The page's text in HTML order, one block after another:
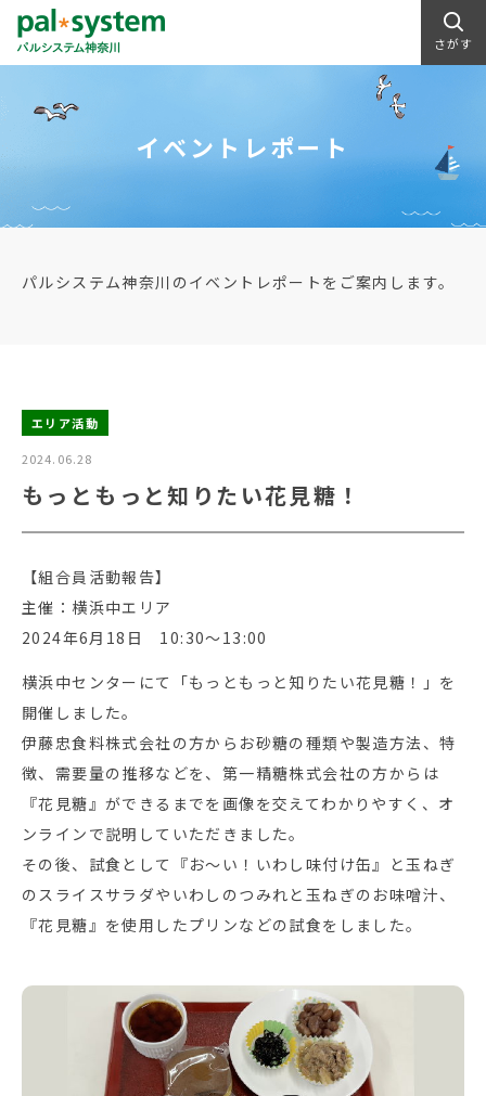
さがす
イベントレポート
パルシステム神奈川のイベントレポートをご案内します。
エリア活動
2024.06.28
もっともっと知りたい花見糖！
【組合員活動報告】
主催：横浜中エリア
2024年6月18日 10:30～13:00
横浜中センターにて「もっともっと知りたい花見糖！」を
開催しました。
伊藤忠食料株式会社の方からお砂糖の種類や製造方法、特
徴、需要量の推移などを、第一精糖株式会社の方からは
『花見糖』ができるまでを画像を交えてわかりやすく、オ
ンラインで説明していただきました。
その後、試食として『お～い！いわし味付け缶』と玉ねぎ
のスライスサラダやいわしのつみれと玉ねぎのお味噌汁、
『花見糖』を使用したプリンなどの試食をしました。